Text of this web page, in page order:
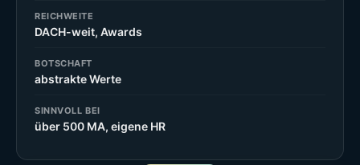
REICHWEITE
DACH-weit, Awards
BOTSCHAFT
abstrakte Werte
SINNVOLL BEI
über 500 MA, eigene HR